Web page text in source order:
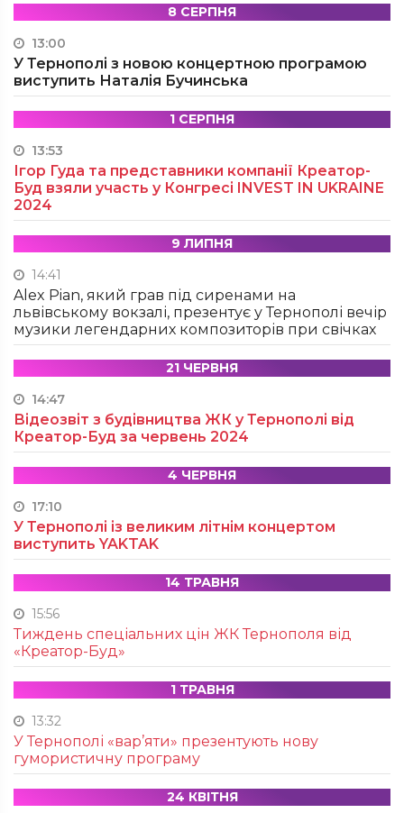
8 СЕРПНЯ
13:00
У Тернополі з новою концертною програмою
виступить Наталія Бучинська
1 СЕРПНЯ
13:53
Ігор Гуда та представники компанії Креатор-
Буд взяли участь у Конгресі INVEST IN UKRAINE
2024
9 ЛИПНЯ
14:41
Alex Pian, який грав під сиренами на
львівському вокзалі, презентує у Тернополі вечір
музики легендарних композиторів при свічках
21 ЧЕРВНЯ
14:47
Відеозвіт з будівництва ЖК у Тернополі від
Креатор-Буд за червень 2024
4 ЧЕРВНЯ
17:10
У Тернополі із великим літнім концертом
виступить YAKTAK
14 ТРАВНЯ
15:56
Тиждень спеціальних цін ЖК Тернополя від
«Креатор-Буд»
1 ТРАВНЯ
13:32
У Тернополі «вар’яти» презентують нову
гумористичну програму
24 КВІТНЯ